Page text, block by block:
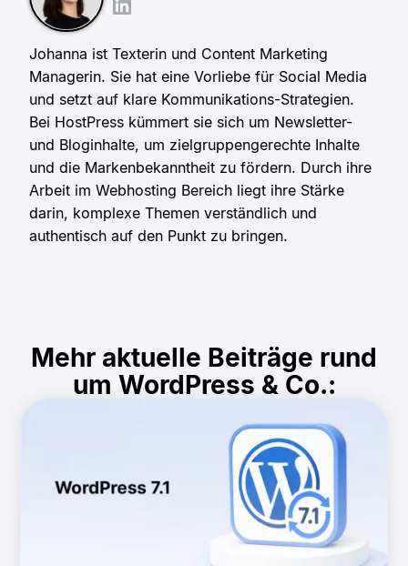
Johanna ist Texterin und Content Marketing
Managerin. Sie hat eine Vorliebe für Social Media
und setzt auf klare Kommunikations-Strategien.
Bei HostPress kümmert sie sich um Newsletter-
und Bloginhalte, um zielgruppengerechte Inhalte
und die Markenbekanntheit zu fördern. Durch ihre
Arbeit im Webhosting Bereich liegt ihre Stärke
darin, komplexe Themen verständlich und
authentisch auf den Punkt zu bringen.
Mehr aktuelle Beiträge rund
um WordPress & Co.: